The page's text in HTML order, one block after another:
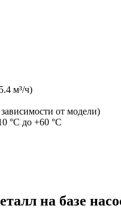
м³/ч)
от модели)
°C до +60 °C
на базе